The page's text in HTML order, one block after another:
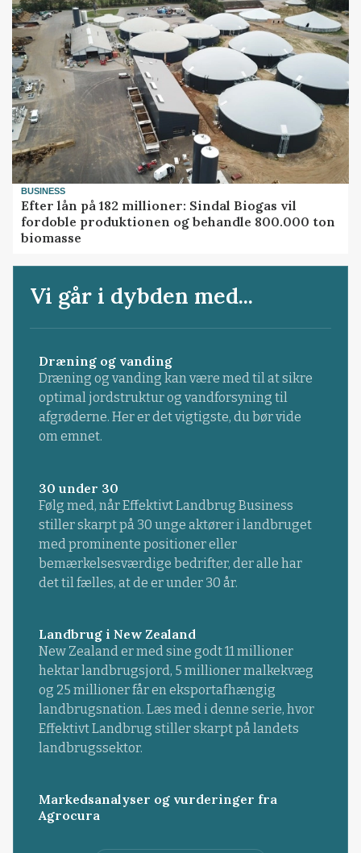
BUSINESS
Efter lån på 182 millioner: Sindal Biogas vil
fordoble produktionen og behandle 800.000 ton
biomasse
Vi går i dybden med...
Dræning og vanding
Dræning og vanding kan være med til at sikre
optimal jordstruktur og vandforsyning til
afgrøderne. Her er det vigtigste, du bør vide
om emnet.
30 under 30
Følg med, når Effektivt Landbrug Business
stiller skarpt på 30 unge aktører i landbruget
med prominente positioner eller
bemærkelsesværdige bedrifter, der alle har
det til fælles, at de er under 30 år.
Landbrug i New Zealand
New Zealand er med sine godt 11 millioner
hektar landbrugsjord, 5 millioner malkekvæg
og 25 millioner får en eksportafhængig
landbrugsnation. Læs med i denne serie, hvor
Effektivt Landbrug stiller skarpt på landets
landbrugssektor.
Markedsanalyser og vurderinger fra
Agrocura